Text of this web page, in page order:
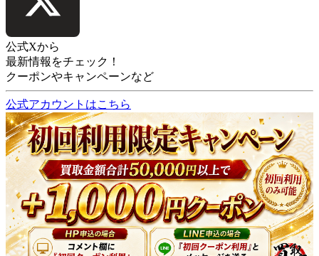
公式Xから
最新情報をチェック！
クーポンやキャンペーンなど
公式アカウントはこちら